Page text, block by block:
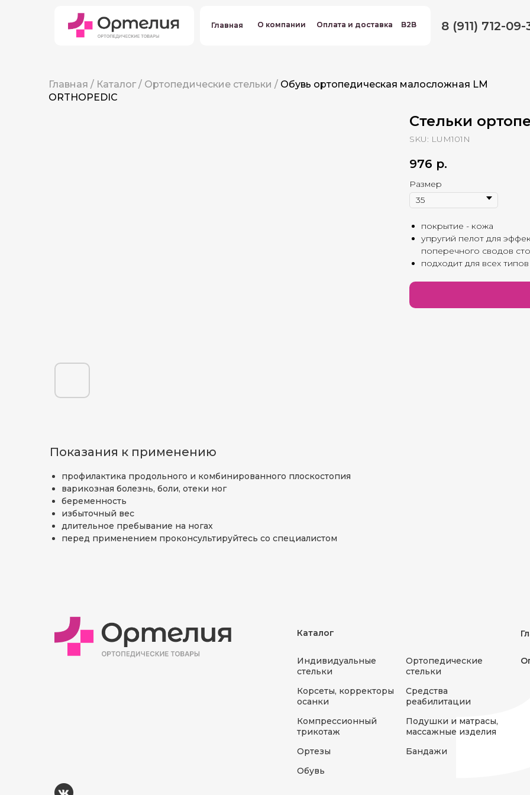
B2B
Оплата и доставка
О компании
Главная B2B
Оплата и доставка
О компании
Главная 8 (911) 712-09-
Главная / Каталог/ Ортопедические стельки / Обувь ортопедическая малосложная LM
ORTHOPEDIC
Стельки
SKU: LUM101N
976 р.
Размер
покрытие - кожа
упругий пелот для
поперечного сводов
подходит для всех
профилактика продольного и комбинированного плоскостопия
варикозная болезнь, боли, отеки ног
беременность
избыточный вес
длительное пребывание на ногах
перед применением проконсультируйтесь со специалистом
Показания к применению
Каталог
Индивидуальные
стельки
Корсеты, корректоры
осанки
Компрессионный
трикотаж
Ортезы
Обувь
Ортопедические
стельки
Средства
реабилитации
Подушки и матрасы,
массажные изделия
Бандажи